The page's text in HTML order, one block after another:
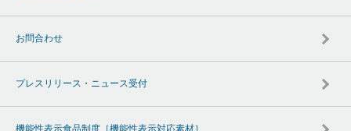
お問合わせ
プレスリリース・ニュース受付